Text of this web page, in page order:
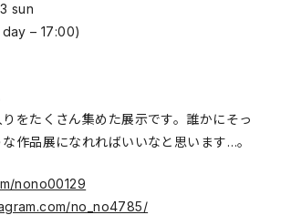
sun
– 17:00)
をたくさん集めた展示です。誰かにそっ
作品展になれればいいなと思います…。
nono00129
no_no4785/